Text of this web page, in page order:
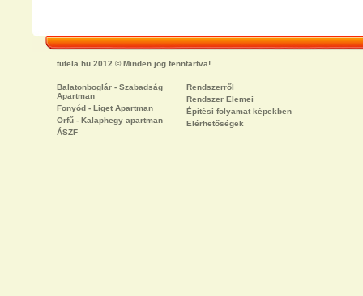
tutela.hu 2012 © Minden jog fenntartva!
Balatonboglár - Szabadság
Apartman
Fonyód - Liget Apartman
Orfű - Kalaphegy apartman
ÁSZF
Rendszerről
Rendszer Elemei
Építési folyamat képekben
Elérhetőségek